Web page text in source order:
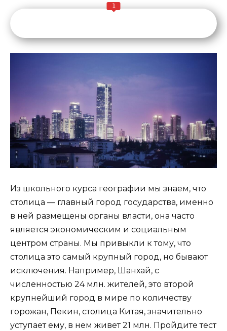
1
Из школьного курса географии мы знаем, что
столица — главный город государства, именно
в ней размещены органы власти, она часто
является экономическим и социальным
центром страны. Мы привыкли к тому, что
столица это самый крупный город, но бывают
исключения. Например, Шанхай, с
численностью 24 млн. жителей, это второй
крупнейший город в мире по количеству
горожан, Пекин, столица Китая, значительно
уступает ему, в нем живет 21 млн. Пройдите тест